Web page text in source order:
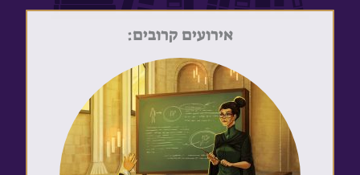
אירועים קרובים: